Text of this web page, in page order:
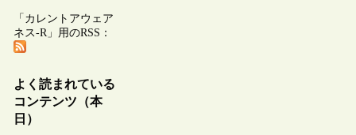
「カレントアウェア
ネス-R」用のRSS：
よく読まれている
コンテンツ（本
日）